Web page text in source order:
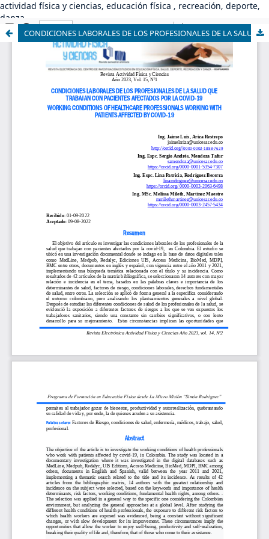
actividad física y ciencias, educación física , recreación, deporte,
danza
CONDICIONES LABORALES DE LOS PROFESIONALES DE LA SALUD QUE TRABAJAN CON PACIENTES AFECTADOS POR LA COVID-19